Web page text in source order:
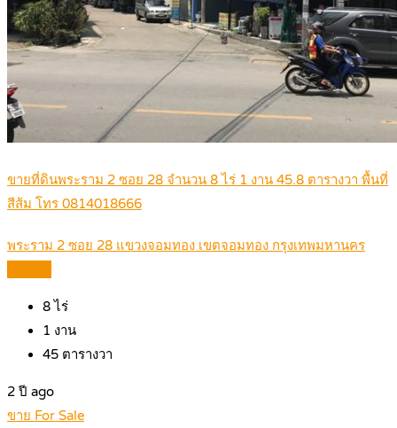
ขายที่ดินพระราม 2 ซอย 28 จำนวน 8 ไร่ 1 งาน 45.8 ตารางวา พื้นที่
สีส้ม โทร 0814018666
พระราม 2 ซอย 28 แขวงจอมทอง เขตจอมทอง กรุงเทพมหานคร
8 ไร่
1 งาน
45 ตารางวา
2 ปี ago
ขาย For Sale